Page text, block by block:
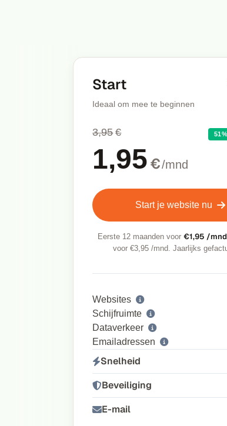
Start
Ideaal om mee te beginnen
3,95 €
1,95€/mnd
Start je website nu
Eerste 12 maanden voor€1,95 /mnd
voor €3,95 /mnd. Jaarlijks
Websites
Schijfruimte
Dataverkeer
Emailadressen
Snelheid
Beveiliging
E-mail